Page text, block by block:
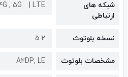
شبکه های
ارتباطی
, 5G LTE
نسخه بلوتوث 5.2
مشخصات بلوتوث A۲DP, LE